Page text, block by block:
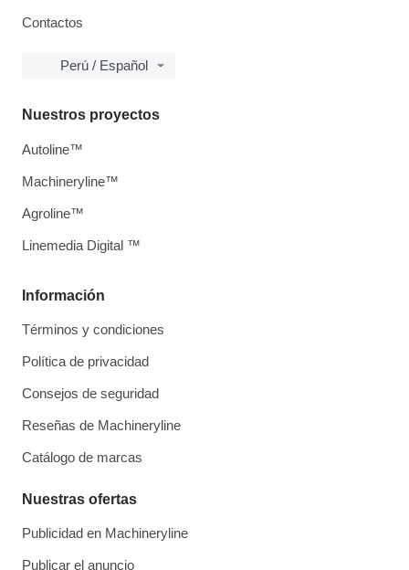
Contactos
Perú / Español
Información
Términos y condiciones
Política de privacidad
Consejos de seguridad
Reseñas de Machineryline
Catálogo de marcas
Nuestras ofertas
Publicidad en Machineryline
Publicar el anuncio
Nuestros proyectos
Autoline™
Machineryline™
Agroline™
Linemedia Digital ™